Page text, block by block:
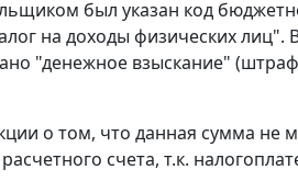
был указан код
на доходы физических лиц".
"денежное взыскание"
о том, что данная сумма не
счета, т.к.